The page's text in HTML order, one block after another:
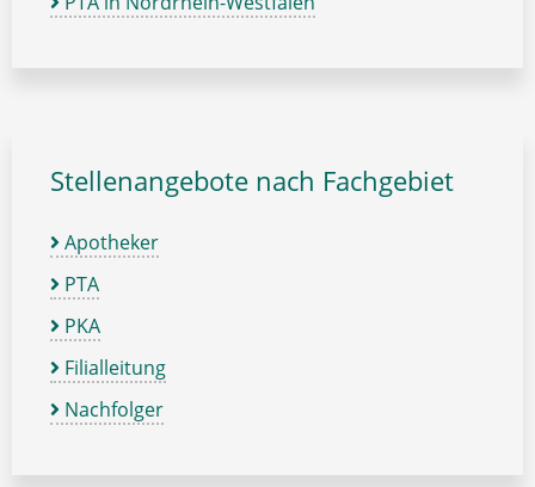
Stellenangebote nach Fachgebiet
Apotheker
PTA
PKA
Filialleitung
Nachfolger